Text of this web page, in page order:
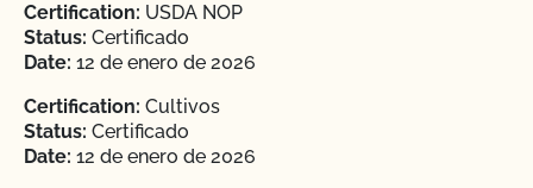
Certification: USDA NOP
Status: Certificado
Date: 12 de enero de 2026
Certification: Cultivos
Status: Certificado
Date: 12 de enero de 2026